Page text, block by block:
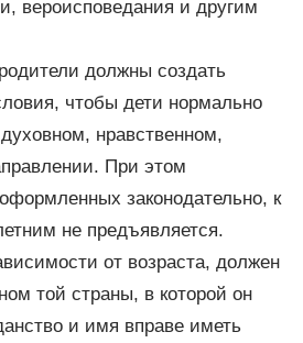
вероисповедания и другим
должны создать
чтобы дети нормально
нравственном,
При этом
законодательно, к
не предъявляется.
от возраста, должен
той страны, в которой он
и имя вправе иметь